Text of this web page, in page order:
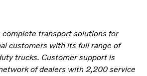
complete transport solutions for
customers with its full range of
trucks. Customer support is
of dealers with 2,200 service